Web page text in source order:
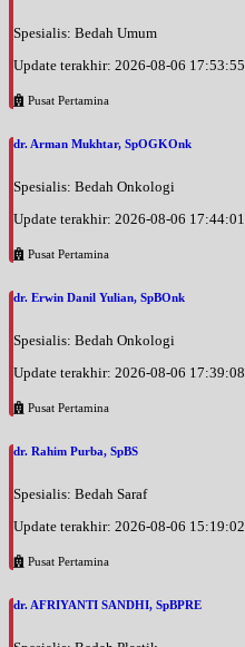
EKSEKUTIF
Jam 14:30 - 15:00
Jam 15:00 - 17:00
BPJS
Spesialis: Bedah Umum
Update terakhir: 2026-08-06 17:53:55
Pusat Pertamina
dr. Arman Mukhtar, SpOGKOnk
Spesialis: Bedah Onkologi
Update terakhir: 2026-08-06 17:44:01
Pusat Pertamina
dr. Erwin Danil Yulian, SpBOnk
Spesialis: Bedah Onkologi
Update terakhir: 2026-08-06 17:39:08
Pusat Pertamina
dr. Rahim Purba, SpBS
Spesialis: Bedah Saraf
Update terakhir: 2026-08-06 15:19:02
Pusat Pertamina
dr. AFRIYANTI SANDHI, SpBPRE